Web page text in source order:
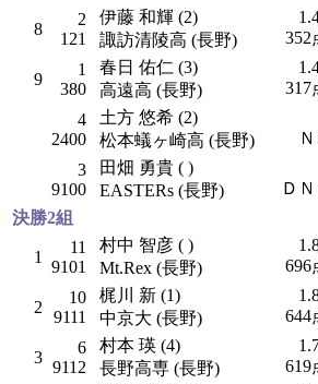
8
2
121
伊藤 和輝 (2)
諏訪清陵高 (長野)
352
9
1
380
春日 佑仁 (3)
高遠高 (長野)
317
4
2400
土方 悠希 (2)
松本蟻ヶ崎高 (長野)
3
9100
田畑 勇貴 ( )
EASTERs (長野)
ＤＮ
決勝2組
1
11
9101
村中 智彦 ( )
Mt.Rex (長野)
696
2
10
9111
梶川 新 (1)
中京大 (長野)
644
3
6
9112
村本 瑛 (4)
長野高専 (長野)
619